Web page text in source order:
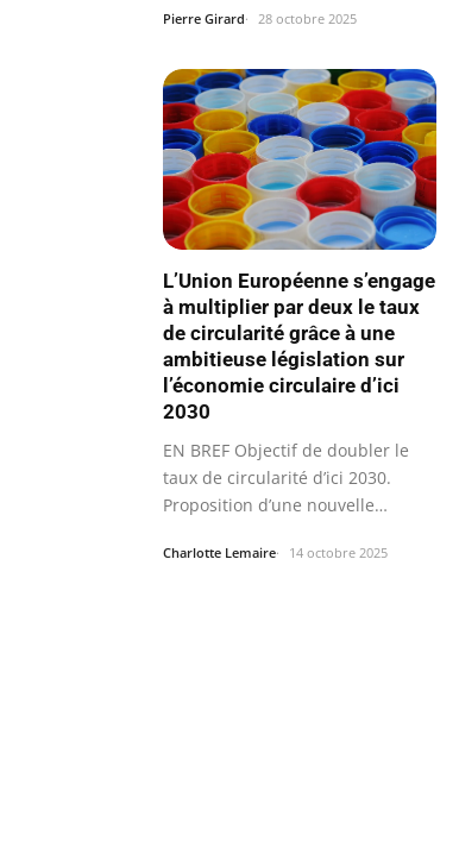
Pierre Girard 28 octobre 2025
L’Union Européenne s’engage
à multiplier par deux le taux
de circularité grâce à une
ambitieuse législation sur
l’économie circulaire d’ici
2030
EN BREF Objectif de doubler le
taux de circularité d’ici 2030.
Proposition d’une nouvelle…
Charlotte Lemaire 14 octobre 2025